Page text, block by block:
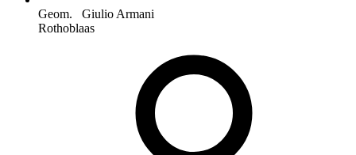
Geom. Giulio Armani
Rothoblaas